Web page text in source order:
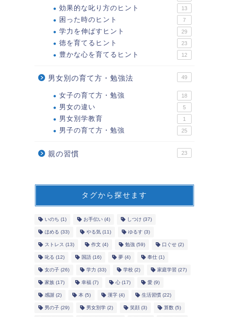
効果的な叱り方のヒント 13
困った時のヒント 7
学力を伸ばすヒント 29
徳を育てるヒント 23
豊かな心を育てるヒント 12
男女別の育て方・勉強法 49
女子の育て方・勉強 18
男女の違い 5
男女別学教育 1
男子の育て方・勉強 25
親の習慣 23
タグから探せます
いのち (1) お手伝い(4) しつけ (37)
ほめる (33) やる気(11) ゆるす(3)
ストレス (13) 作文(4) 勉強(59) 口ぐせ(2)
叱る (12) 国語(16) 夢(4) 奉仕(1)
女の子(26) 学力 (33) 学校 (2) 家庭学習 (27)
家族(17) 幸福(7) 心(17) 愛(9)
感謝(2) 本(5) 漢字(4) 生活習慣(22)
男の子(29) 男女別学(2) 笑顔(3) 算数(5)